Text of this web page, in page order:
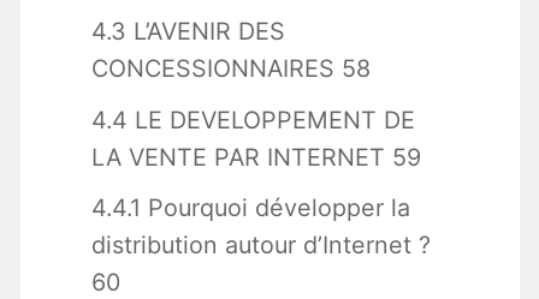
4.3 L’AVENIR DES
CONCESSIONNAIRES 58
4.4 LE DEVELOPPEMENT DE
LA VENTE PAR INTERNET 59
4.4.1 Pourquoi développer la
distribution autour d’Internet ?
60